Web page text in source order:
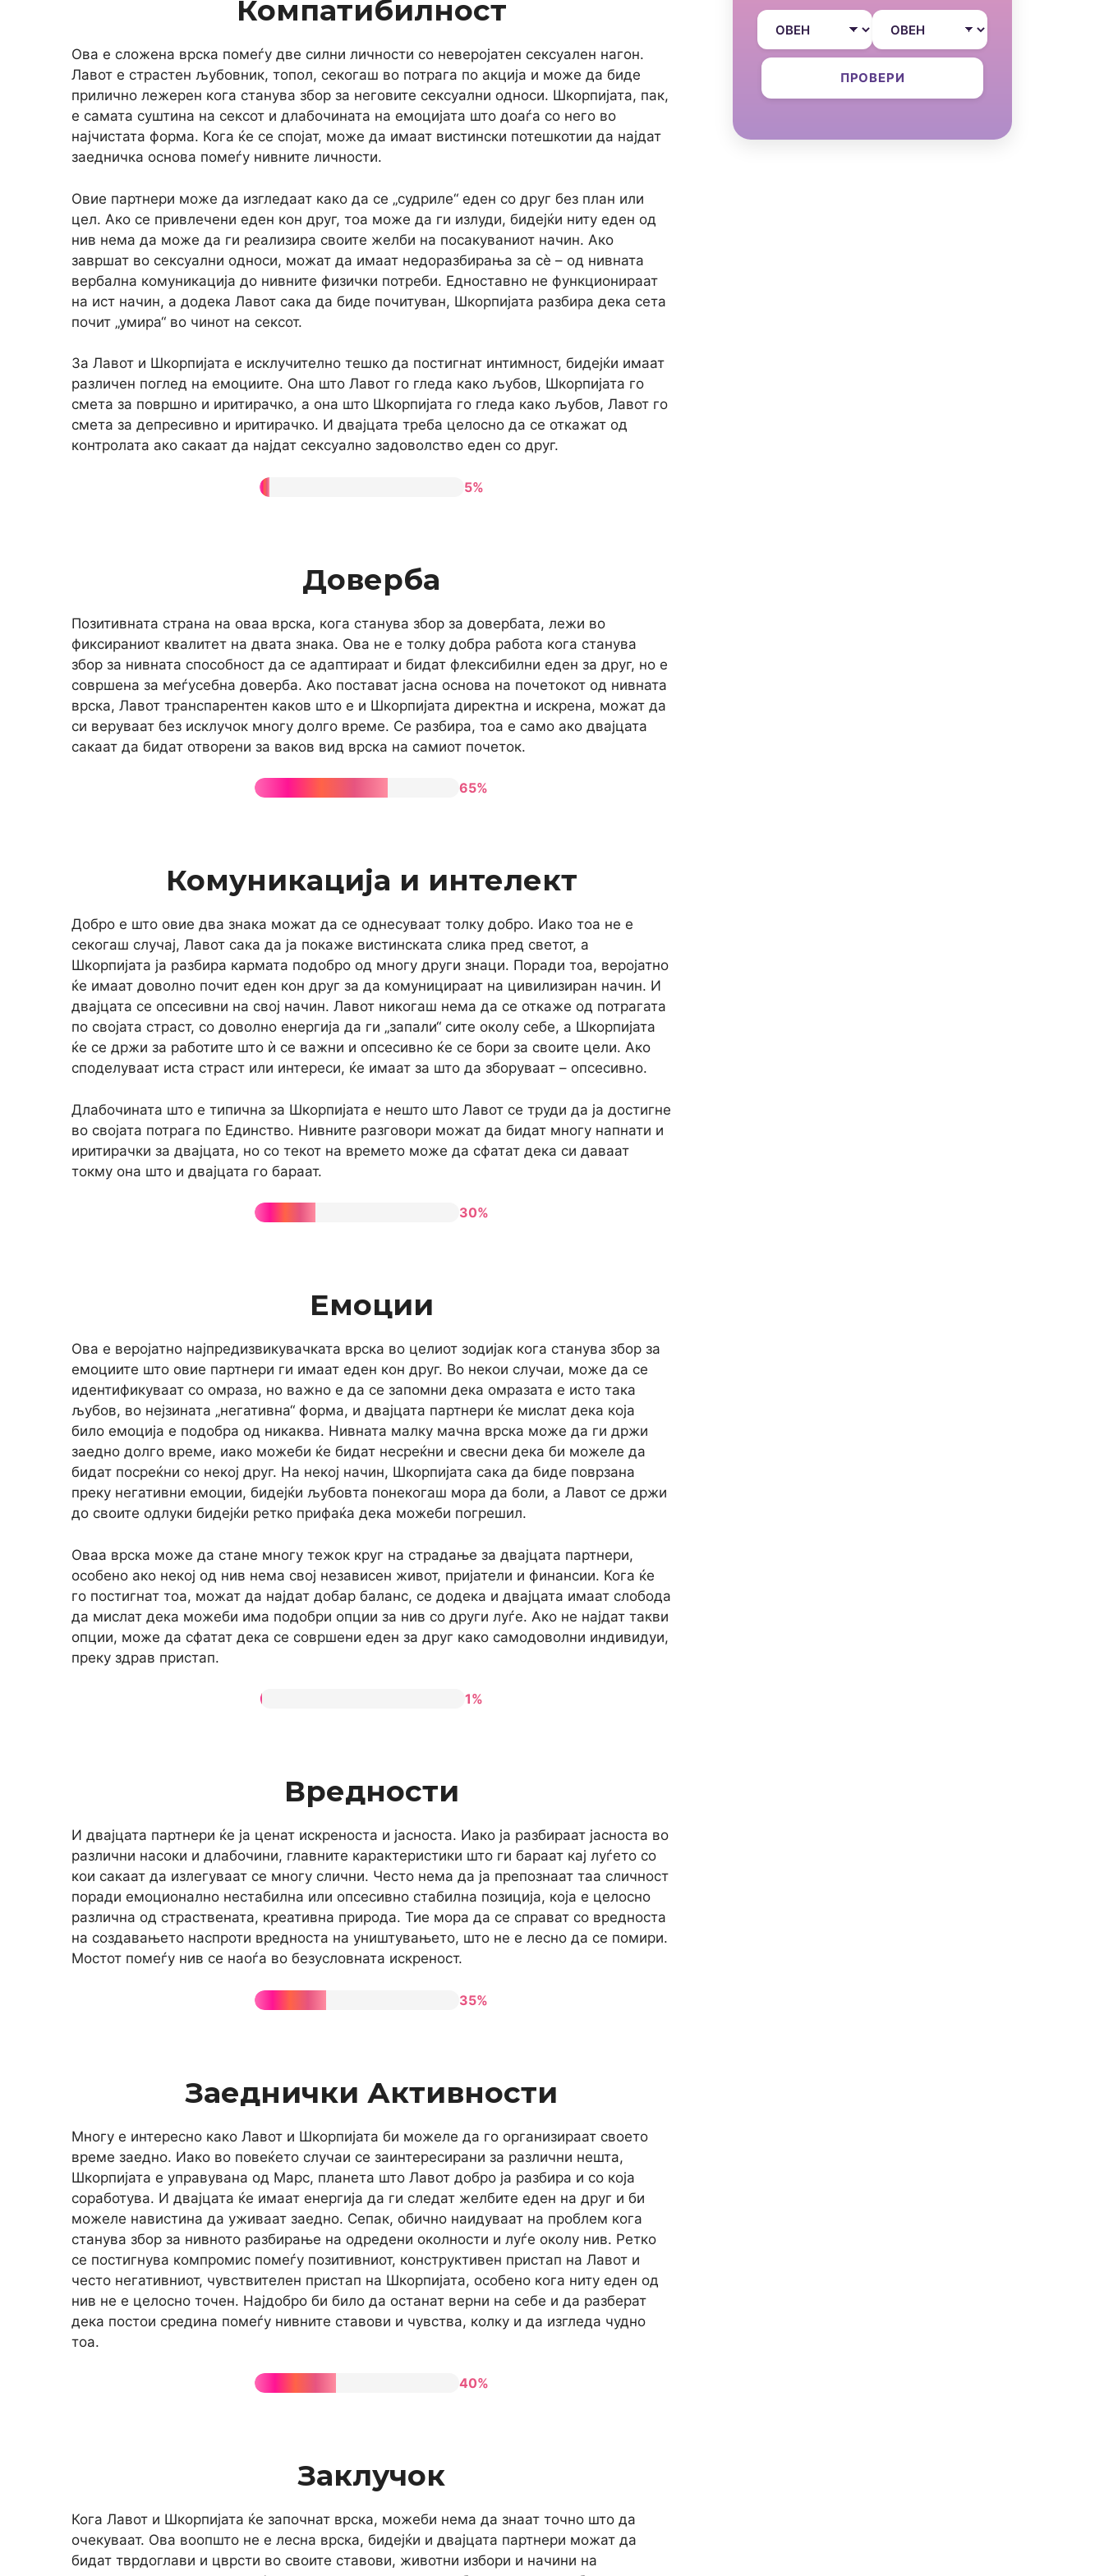
Компатибилност
Ова е сложена врска помеѓу две силни личности со неверојатен сексуален нагон.
Лавот е страстен љубовник, топол, секогаш во потрага по акција и може да биде
прилично лежерен кога станува збор за неговите сексуални односи. Шкорпијата, пак,
е самата суштина на сексот и длабочината на емоцијата што доаѓа со него во
најчистата форма. Кога ќе се спојат, може да имаат вистински потешкотии да најдат
заедничка основа помеѓу нивните личности.
Овие партнери може да изгледаат како да се „судриле“ еден со друг без план или
цел. Ако се привлечени еден кон друг, тоа може да ги излуди, бидејќи ниту еден од
нив нема да може да ги реализира своите желби на посакуваниот начин. Ако
завршат во сексуални односи, можат да имаат недоразбирања за сè – од нивната
вербална комуникација до нивните физички потреби. Едноставно не функционираат
на ист начин, а додека Лавот сака да биде почитуван, Шкорпијата разбира дека сета
почит „умира“ во чинот на сексот.
За Лавот и Шкорпијата е исклучително тешко да постигнат интимност, бидејќи имаат
различен поглед на емоциите. Она што Лавот го гледа како љубов, Шкорпијата го
смета за површно и иритирачко, а она што Шкорпијата го гледа како љубов, Лавот го
смета за депресивно и иритирачко. И двајцата треба целосно да се откажат од
контролата ако сакаат да најдат сексуално задоволство еден со друг.
5%
Доверба
Позитивната страна на оваа врска, кога станува збор за довербата, лежи во
фиксираниот квалитет на двата знака. Ова не е толку добра работа кога станува
збор за нивната способност да се адаптираат и бидат флексибилни еден за друг, но е
совршена за меѓусебна доверба. Ако постават јасна основа на почетокот од нивната
врска, Лавот транспарентен каков што е и Шкорпијата директна и искрена, можат да
си веруваат без исклучок многу долго време. Се разбира, тоа е само ако двајцата
сакаат да бидат отворени за ваков вид врска на самиот почеток.
65%
Комуникација и интелект
Добро е што овие два знака можат да се однесуваат толку добро. Иако тоа не е
секогаш случај, Лавот сака да ја покаже вистинската слика пред светот, а
Шкорпијата ја разбира кармата подобро од многу други знаци. Поради тоа, веројатно
ќе имаат доволно почит еден кон друг за да комуницираат на цивилизиран начин. И
двајцата се опсесивни на свој начин. Лавот никогаш нема да се откаже од потрагата
по својата страст, со доволно енергија да ги „запали“ сите околу себе, а Шкорпијата
ќе се држи за работите што ѝ се важни и опсесивно ќе се бори за своите цели. Ако
споделуваат иста страст или интереси, ќе имаат за што да зборуваат – опсесивно.
Длабочината што е типична за Шкорпијата е нешто што Лавот се труди да ја достигне
во својата потрага по Единство. Нивните разговори можат да бидат многу напнати и
иритирачки за двајцата, но со текот на времето може да сфатат дека си даваат
токму она што и двајцата го бараат.
30%
Емоции
Ова е веројатно најпредизвикувачката врска во целиот зодијак кога станува збор за
емоциите што овие партнери ги имаат еден кон друг. Во некои случаи, може да се
идентификуваат со омраза, но важно е да се запомни дека омразата е исто така
љубов, во нејзината „негативна“ форма, и двајцата партнери ќе мислат дека која
било емоција е подобра од никаква. Нивната малку мачна врска може да ги држи
заедно долго време, иако можеби ќе бидат несреќни и свесни дека би можеле да
бидат посреќни со некој друг. На некој начин, Шкорпијата сака да биде поврзана
преку негативни емоции, бидејќи љубовта понекогаш мора да боли, а Лавот се држи
до своите одлуки бидејќи ретко прифаќа дека можеби погрешил.
Оваа врска може да стане многу тежок круг на страдање за двајцата партнери,
особено ако некој од нив нема свој независен живот, пријатели и финансии. Кога ќе
го постигнат тоа, можат да најдат добар баланс, се додека и двајцата имаат слобода
да мислат дека можеби има подобри опции за нив со други луѓе. Ако не најдат такви
опции, може да сфатат дека се совршени еден за друг како самодоволни индивидуи,
преку здрав пристап.
1%
Вредности
И двајцата партнери ќе ја ценат искреноста и јасноста. Иако ја разбираат јасноста во
различни насоки и длабочини, главните карактеристики што ги бараат кај луѓето со
кои сакаат да излегуваат се многу слични. Често нема да ја препознаат таа сличност
поради емоционално нестабилна или опсесивно стабилна позиција, која е целосно
различна од страствената, креативна природа. Тие мора да се справат со вредноста
на создавањето наспроти вредноста на уништувањето, што не е лесно да се помири.
Мостот помеѓу нив се наоѓа во безусловната искреност.
35%
Заеднички Активности
Многу е интересно како Лавот и Шкорпијата би можеле да го организираат своето
време заедно. Иако во повеќето случаи се заинтересирани за различни нешта,
Шкорпијата е управувана од Марс, планета што Лавот добро ја разбира и со која
соработува. И двајцата ќе имаат енергија да ги следат желбите еден на друг и би
можеле навистина да уживаат заедно. Сепак, обично наидуваат на проблем кога
станува збор за нивното разбирање на одредени околности и луѓе околу нив. Ретко
се постигнува компромис помеѓу позитивниот, конструктивен пристап на Лавот и
често негативниот, чувствителен пристап на Шкорпијата, особено кога ниту еден од
нив не е целосно точен. Најдобро би било да останат верни на себе и да разберат
дека постои средина помеѓу нивните ставови и чувства, колку и да изгледа чудно
тоа.
40%
Заклучок
Кога Лавот и Шкорпијата ќе започнат врска, можеби нема да знаат точно што да
очекуваат. Ова воопшто не е лесна врска, бидејќи и двајцата партнери можат да
бидат тврдоглави и цврсти во своите ставови, животни избори и начини на
ПРОВЕРИ